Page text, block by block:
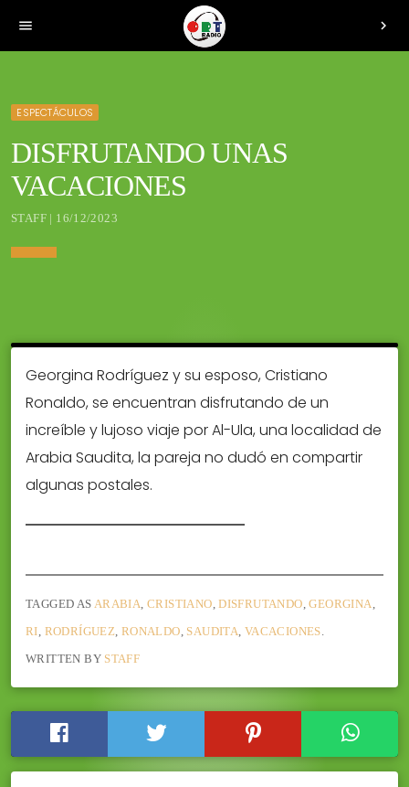
menu chevron_right
ESPECTÁCULOS
DISFRUTANDO UNAS
VACACIONES
STAFF | 16/12/2023
Georgina Rodríguez y su esposo, Cristiano
Ronaldo, se encuentran disfrutando de un
increíble y lujoso viaje por Al-Ula, una localidad de
Arabia Saudita, la pareja no dudó en compartir
algunas postales.
TAGGED AS ARABIA ,CRISTIANO ,DISFRUTANDO ,GEORGINA
RI RODRÍGUEZ RONALDO SAUDITA VACACIONES
WRITTEN BY STAFF